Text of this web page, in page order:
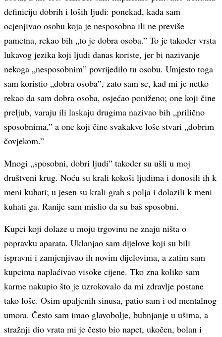
definiciju dobrih i loših ljudi: ponekad, kada sam
ocjenjivao osobu koja je nesposobna ili ne previše
pametna, rekao bih „to je dobra osoba.” To je također vrsta
lukavog jezika koji ljudi danas koriste, jer bi nazivanje
nekoga „nesposobnim” povrijedilo tu osobu. Umjesto toga
sam koristio „dobra osoba”, zato sam se, kad mi je netko
rekao da sam dobra osoba, osjećao poniženo; one koji čine
preljub, varaju ili laskaju drugima nazivao bih „prilično
sposobnima,” a one koji čine svakakve loše stvari „dobrim
čovjekom.”
Mnogi „sposobni, dobri ljudi” također su ušli u moj
društveni krug. Noću su krali kokoši ljudima i donosili ih k
meni kuhati; u jesen su krali grah s polja i dolazili k meni
kuhati ga. Ranije sam mislio da su baš sposobni.
Kupci koji dolaze u moju trgovinu ne znaju ništa o
popravku aparata. Uklanjao sam dijelove koji su bili
ispravni i zamjenjivao ih novim dijelovima, a zatim sam
kupcima naplaćivao visoke cijene. Tko zna koliko sam
karme nakupio što je uzrokovalo da mi zdravlje postane
tako loše. Osim upaljenih sinusa, patio sam i od mentalnog
umora. Često sam imao glavobolje, bubnjanje u ušima, a
stražnji dio vrata mi je često bio napet, ukočen, bolan i